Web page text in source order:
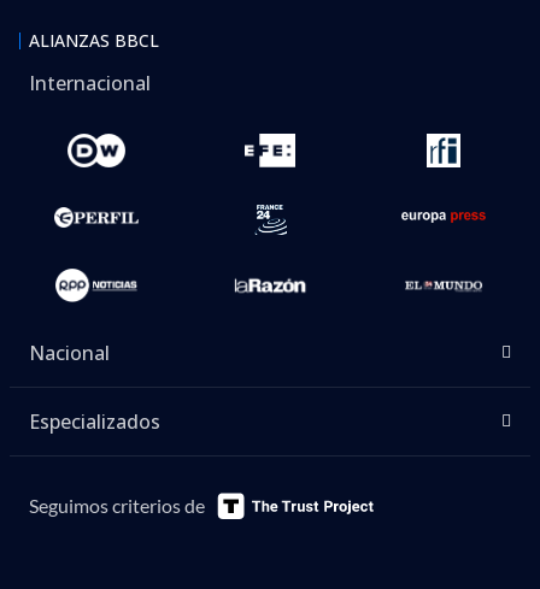
ALIANZAS BBCL
Internacional
Nacional
Especializados
Seguimos criterios de